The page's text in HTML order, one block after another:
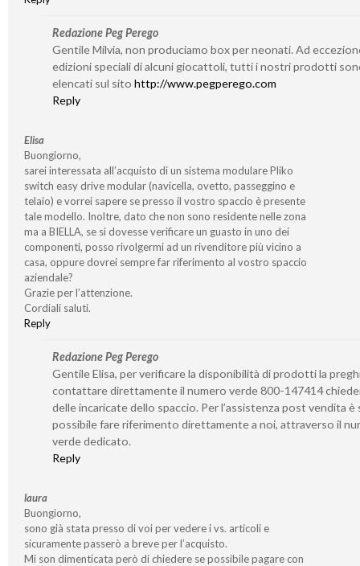
Redazione Peg Perego
Gentile Milvia, non produciamo box per neonati. Ad
edizioni speciali di alcuni giocattoli, tutti i nostri prodotti
elencati sul sito http://www.pegperego.com
Reply
Elisa
Buongiorno,
sarei interessata all’acquisto di un sistema modulare Pliko
switch easy drive modular (navicella, ovetto, passeggino e
telaio) e vorrei sapere se presso il vostro spaccio è presente
tale modello. Inoltre, dato che non sono residente nelle zona
ma a BIELLA, se si dovesse verificare un guasto in uno dei
componenti, posso rivolgermi ad un rivenditore più vicino a
casa, oppure dovrei sempre far riferimento al vostro spaccio
aziendale?
Grazie per l’attenzione.
Cordiali saluti.
Reply
Redazione Peg Perego
Gentile Elisa, per verificare la disponibilità di prodotti la
contattare direttamente il numero verde 800-147414
delle incaricate dello spaccio. Per l’assistenza post vendita è
possibile fare riferimento direttamente a noi, attraverso il
verde dedicato.
Reply
laura
Buongiorno,
sono già stata presso di voi per vedere i vs. articoli e
sicuramente passerò a breve per l’acquisto.
Mi son dimenticata però di chiedere se possibile pagare con